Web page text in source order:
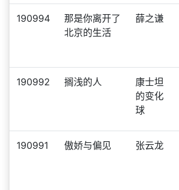
190994
那是你离开了
北京的生活
薛之谦
190992 搁浅的人
康士坦
的变化
球
190991 傲娇与偏见 张云龙